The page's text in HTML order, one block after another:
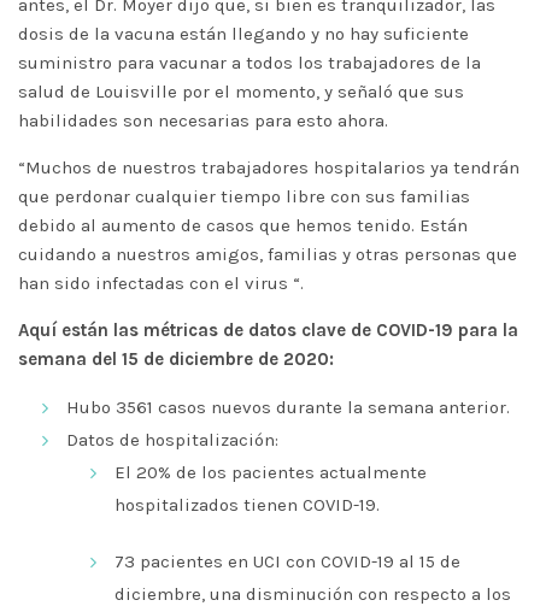
antes, el Dr. Moyer dijo que, si bien es tranquilizador, las
dosis de la vacuna están llegando y no hay suficiente
suministro para vacunar a todos los trabajadores de la
salud de Louisville por el momento, y señaló que sus
habilidades son necesarias para esto ahora.
“Muchos de nuestros trabajadores hospitalarios ya tendrán
que perdonar cualquier tiempo libre con sus familias
debido al aumento de casos que hemos tenido. Están
cuidando a nuestros amigos, familias y otras personas que
han sido infectadas con el virus “.
Aquí están las métricas de datos clave de COVID-19 para la
semana del 15 de diciembre de 2020:
Hubo 3561 casos nuevos durante la semana anterior.
Datos de hospitalización:
El 20% de los pacientes actualmente
hospitalizados tienen COVID-19.
73 pacientes en UCI con COVID-19 al 15 de
diciembre, una disminución con respecto a los